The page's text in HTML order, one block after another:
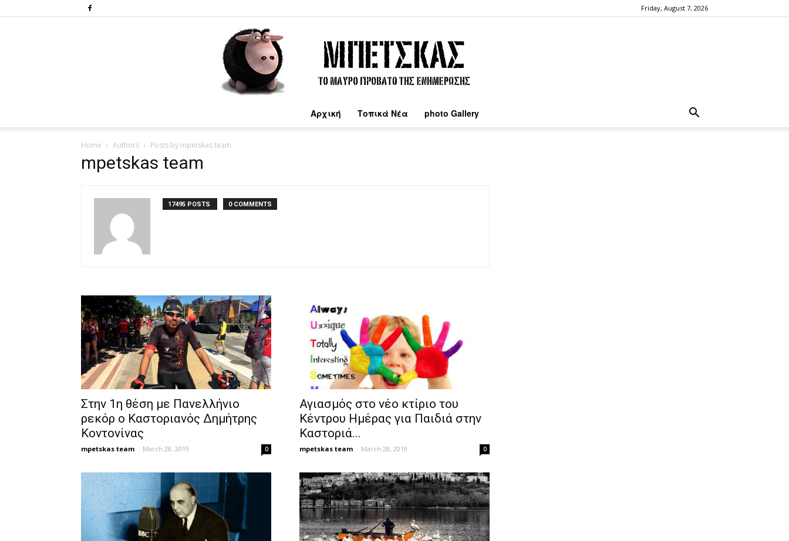
Friday, August 7, 2026
Αρχική Τοπικά Νέα photo Gallery
Home Authors Posts by mpetskas team
mpetskas team
17495 POSTS 0 COMMENTS
Στην 1η θέση με Πανελλήνιο
ρεκόρ ο Καστοριανός Δημήτρης
Κοντονίνας
mpetskas team - March 28, 2019 0
Αγιασμός στο νέο κτίριο του
Κέντρου Ημέρας για Παιδιά στην
Καστοριά...
mpetskas team - March 28, 2019 0